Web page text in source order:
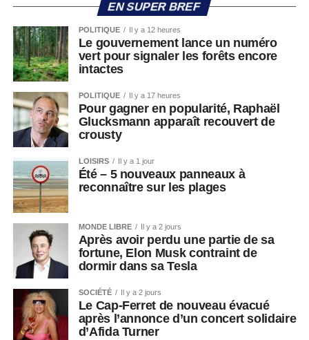
EN SUPER BREF
POLITIQUE Il y a 12 heures
Le gouvernement lance un numéro
vert pour signaler les forêts encore
intactes
POLITIQUE Il y a 17 heures
Pour gagner en popularité, Raphaël
Glucksmann apparaît recouvert de
crousty
LOISIRS Il y a 1 jour
Été – 5 nouveaux panneaux à
reconnaître sur les plages
MONDE LIBRE Il y a 2 jours
Après avoir perdu une partie de sa
fortune, Elon Musk contraint de
dormir dans sa Tesla
SOCIÉTÉ Il y a 2 jours
Le Cap-Ferret de nouveau évacué
après l’annonce d’un concert solidaire
d’Afida Turner